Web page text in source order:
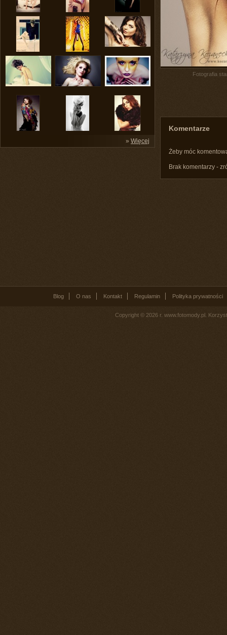
» Więcej
Fotografia
Komentarze
Żeby móc
Brak komentarzy -
Blog O nas Kontakt Regulamin Polityka prywatności
Copyright © 2026 r. www.fotomody.pl.